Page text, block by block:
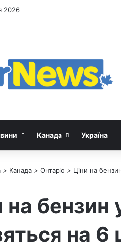
2026
Канада Україна
> Канада > Онтаріо > Ціни на
на бензин
на 6